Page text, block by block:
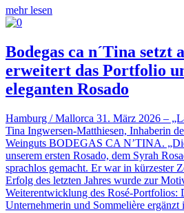
mehr lesen
Bodegas ca n´Tina setzt
erweitert das Portfolio
eleganten Rosado
Hamburg / Mallorca 31. März 2026 –
Tina Ingwersen-Matthiesen, Inhaberin
Weinguts BODEGAS CA N’TINA.
unserem ersten Rosado, dem Syrah
sprachlos gemacht. Er war in kürzester
Erfolg des letzten Jahres wurde zur
Weiterentwicklung des Rosé-Portfolios:
Unternehmerin und Sommelière